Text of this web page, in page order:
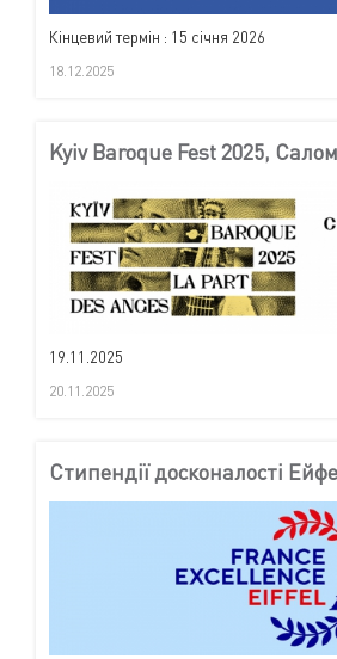
Кінцевий термін : 15 січня 2026
18.12.2025
Kyiv Baroque Fest 2025,
19.11.2025
20.11.2025
Стипендії досконалості